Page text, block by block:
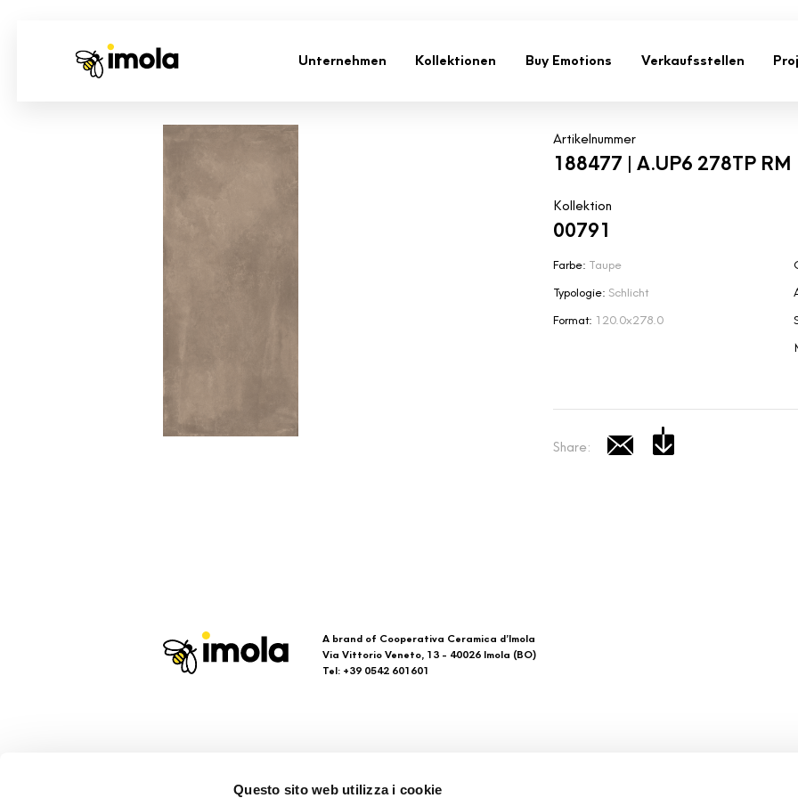
Questo sito web utilizza i cookie
Unternehmen Kollektionen Buy Emotions Verkaufsstellen
Artikelnummer
188477 | A.UP6 278TP RM
Kollektion
00791
Farbe: Taupe
Typologie: Schlicht
Format: 120.0x278.0
Share:
A brand of Cooperativa Ceramica d’Imola
Via Vittorio Veneto, 13 - 40026 Imola (BO)
Tel: +39 0542 601601